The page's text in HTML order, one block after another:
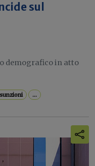
sul
demografico in atto
...